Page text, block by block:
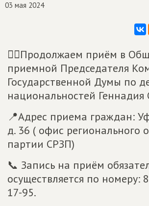
03 мая 2024
☝🏻Продолжаем приём в
приемной Председателя
Государственной Думы по
национальностей Геннадия
📍Адрес приема граждан:
д. 36 ( офис регионального
партии СРЗП)
📞 Запись на приём
осуществляется по номеру:
17-95.